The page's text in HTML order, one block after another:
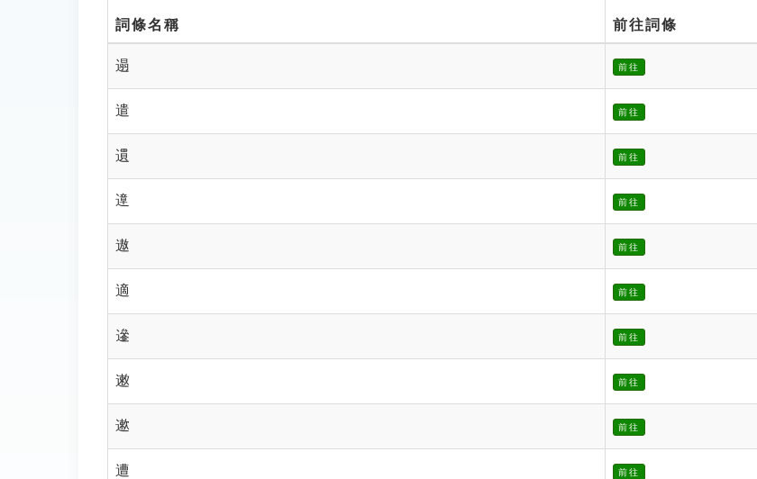
詞條名稱 前往詞條
遢 前往
遣 前往
遦 前往
遧 前往
遨 前往
適 前往
遪 前往
遫 前往
遬 前往
遭 前往